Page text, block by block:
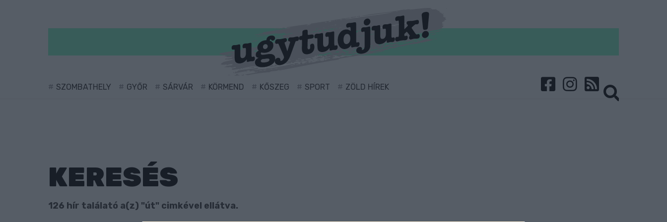
SZOMBATHELY GYŐR SÁRVÁR KÖRMEND KŐSZEG SPORT ZÖLD HÍREK
KERESÉS
126 hír találató a(z) "út" cimkével ellátva.